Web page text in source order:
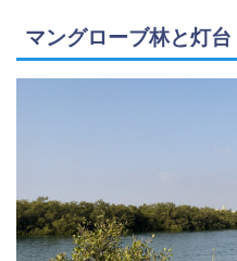
マングローブ林と灯台